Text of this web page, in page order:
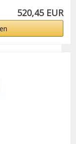
520,45 EUR